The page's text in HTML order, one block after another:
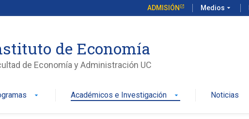
ADMISIÓN Medios arrow_drop_down
de Economía
de Economía y Administración UC
arrow_drop_down Académicos e Investigación arrow_drop_down Noticias